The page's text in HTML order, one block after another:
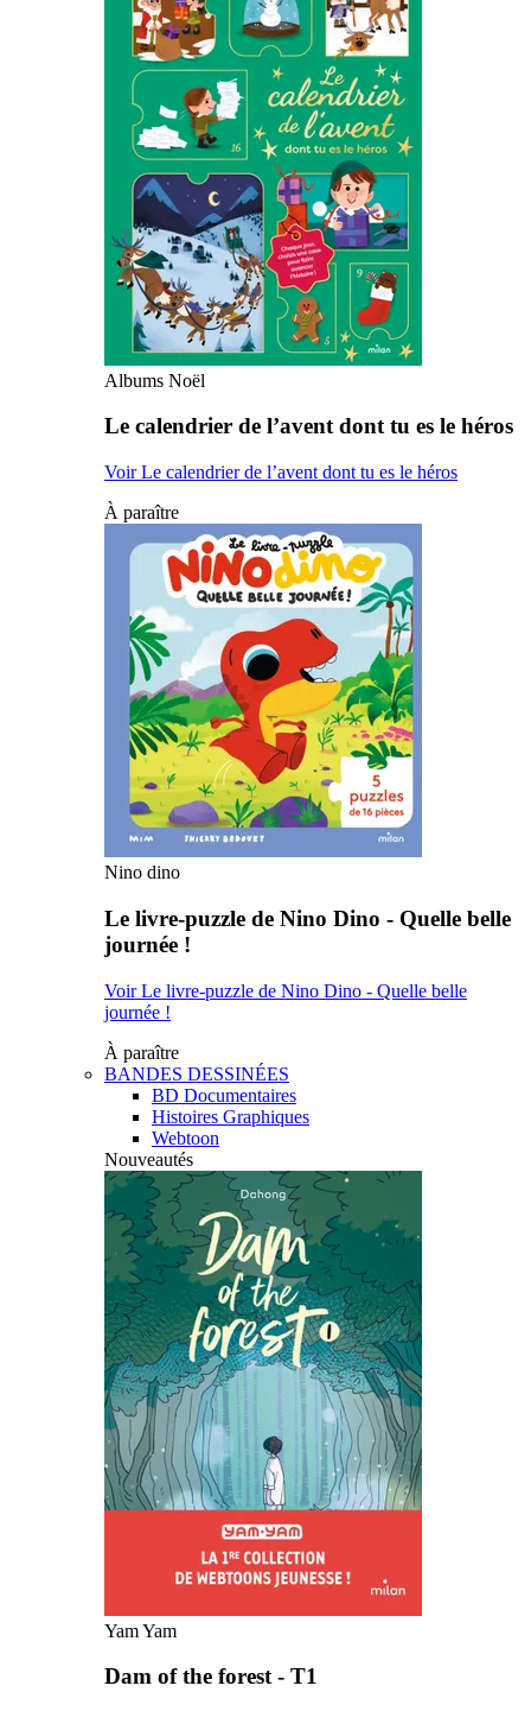
Albums Noël
Le calendrier de l’avent dont tu es le héros
Voir Le calendrier de l’avent dont tu es le héros
À paraître
Nino dino
Le livre-puzzle de Nino Dino - Quelle belle
journée !
Voir Le livre-puzzle de Nino Dino - Quelle belle
journée !
À paraître
BANDES DESSINÉES
BD Documentaires
Histoires Graphiques
Webtoon
Nouveautés
Yam Yam
Dam of the forest - T1